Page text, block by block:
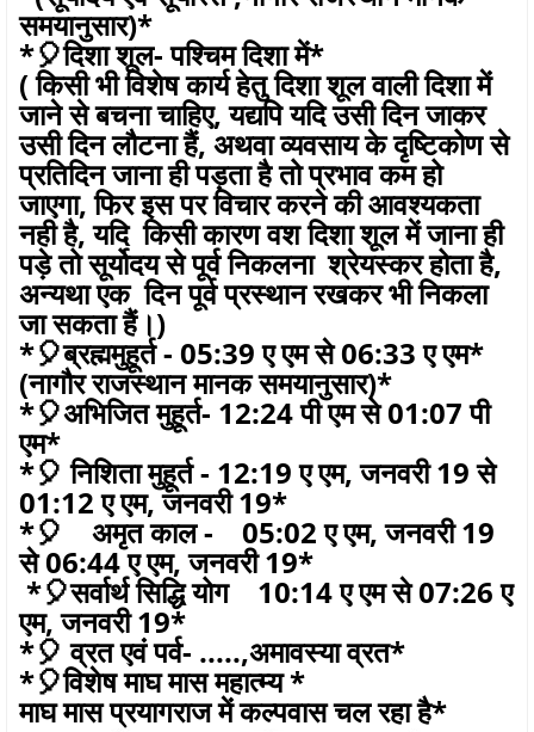
समयानुसार)*
*🎈दिशा शूल- पश्चिम दिशा में*
( किसी भी विशेष कार्य हेतु दिशा शूल वाली दिशा में
जाने से बचना चाहिए, यद्यपि यदि उसी दिन जाकर
उसी दिन लौटना हैं, अथवा व्यवसाय के दृष्टिकोण से
प्रतिदिन जाना ही पड़ता है तो प्रभाव कम हो
जाएगा, फिर इस पर विचार करने की आवश्यकता
नही है, यदि किसी कारण वश दिशा शूल में जाना ही
पड़े तो सूर्योदय से पूर्व निकलना श्रेयस्कर होता है,
अन्यथा एक दिन पूर्व प्रस्थान रखकर भी निकला
जा सकता हैं।)
*🎈ब्रह्ममुहूर्त - 05:39 ए एम से 06:33 ए एम*
(नागौर राजस्थान मानक समयानुसार)*
*🎈अभिजित मुहूर्त- 12:24 पी एम से 01:07 पी
एम*
*🎈 निशिता मुहूर्त - 12:19 ए एम, जनवरी 19 से
01:12 ए एम, जनवरी 19*
*🎈 अमृत काल - 05:02 ए एम, जनवरी 19
से 06:44 ए एम, जनवरी 19*
*🎈सर्वार्थ सिद्धि योग 10:14 ए एम से 07:26 ए
एम, जनवरी 19*
*🎈 व्रत एवं पर्व- .....,अमावस्या व्रत*
*🎈विशेष माघ मास महात्म्य *
माघ मास प्रयागराज में कल्पवास चल रहा है*